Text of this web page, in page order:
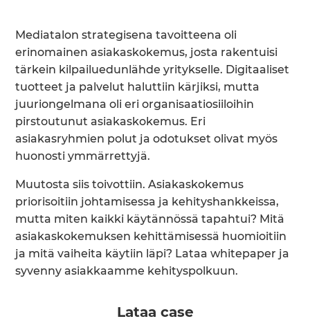
Mediatalon strategisena tavoitteena oli
erinomainen asiakaskokemus, josta rakentuisi
tärkein kilpailuedunlähde yritykselle. Digitaaliset
tuotteet ja palvelut haluttiin kärjiksi, mutta
juuriongelmana oli eri organisaatiosiiloihin
pirstoutunut asiakaskokemus. Eri
asiakasryhmien polut ja odotukset olivat myös
huonosti ymmärrettyjä.
Muutosta siis toivottiin. Asiakaskokemus
priorisoitiin johtamisessa ja kehityshankkeissa,
mutta miten kaikki käytännössä tapahtui? Mitä
asiakaskokemuksen kehittämisessä huomioitiin
ja mitä vaiheita käytiin läpi? Lataa whitepaper ja
syvenny asiakkaamme kehityspolkuun.
Lataa case